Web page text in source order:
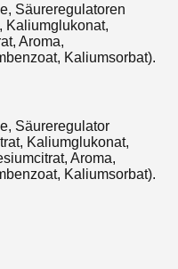
Säureregulatoren
Kaliumglukonat,
Aroma,
Kaliumsorbat).
Säureregulator
Kaliumglukonat,
Aroma,
Kaliumsorbat).